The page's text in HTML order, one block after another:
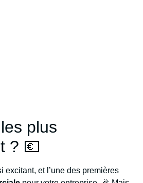
plus
? 💶
excitant, et l’une des premières